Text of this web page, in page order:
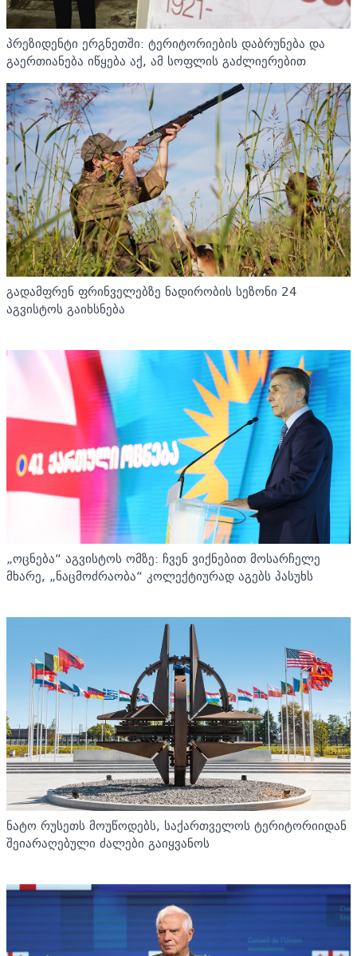
პრეზიდენტი ერგნეთში: ტერიტორიების დაბრუნება და
გაერთიანება იწყება აქ, ამ სოფლის გაძლიერებით
გადამფრენ ფრინველებზე ნადირობის სეზონი 24
აგვისტოს გაიხსნება
„ოცნება“ აგვისტოს ომზე: ჩვენ ვიქნებით მოსარჩელე
მხარე, „ნაცმოძრაობა“ კოლექტიურად აგებს პასუხს
ნატო რუსეთს მოუწოდებს, საქართველოს ტერიტორიიდან
შეიარაღებული ძალები გაიყვანოს